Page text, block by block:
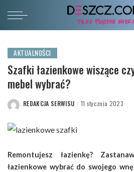
AKTUALNOŚCI
Szafki łazienkowe wiszące
mebel wybrać?
POSTED
REDAKCJA SERWISU 11 stycznia 2023
Remontujesz łazienkę?
łazienkowe wybrać do swojego